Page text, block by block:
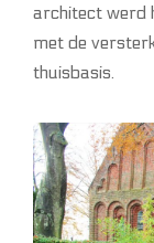
architect werd
met de
thuisbasis.